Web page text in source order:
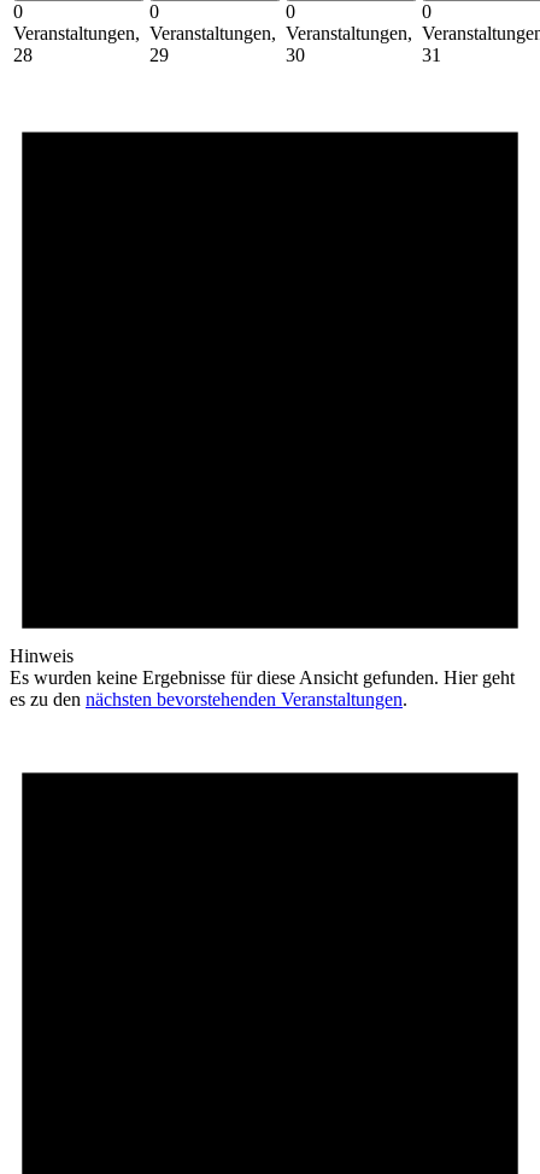
0
Veranstaltungen,
28
0
Veranstaltungen,
29
0
Veranstaltungen,
30
0
31
Hinweis
Es wurden keine Ergebnisse für diese Ansicht gefunden. Hier geht
es zu den nächsten bevorstehenden Veranstaltungen.